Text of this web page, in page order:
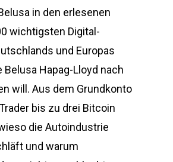
in den erlesenen
wichtigsten Digital-
und Europas
Belusa Hapag-Lloyd nach
will. Aus dem Grundkonto
bis zu drei Bitcoin
die Autoindustrie
und warum